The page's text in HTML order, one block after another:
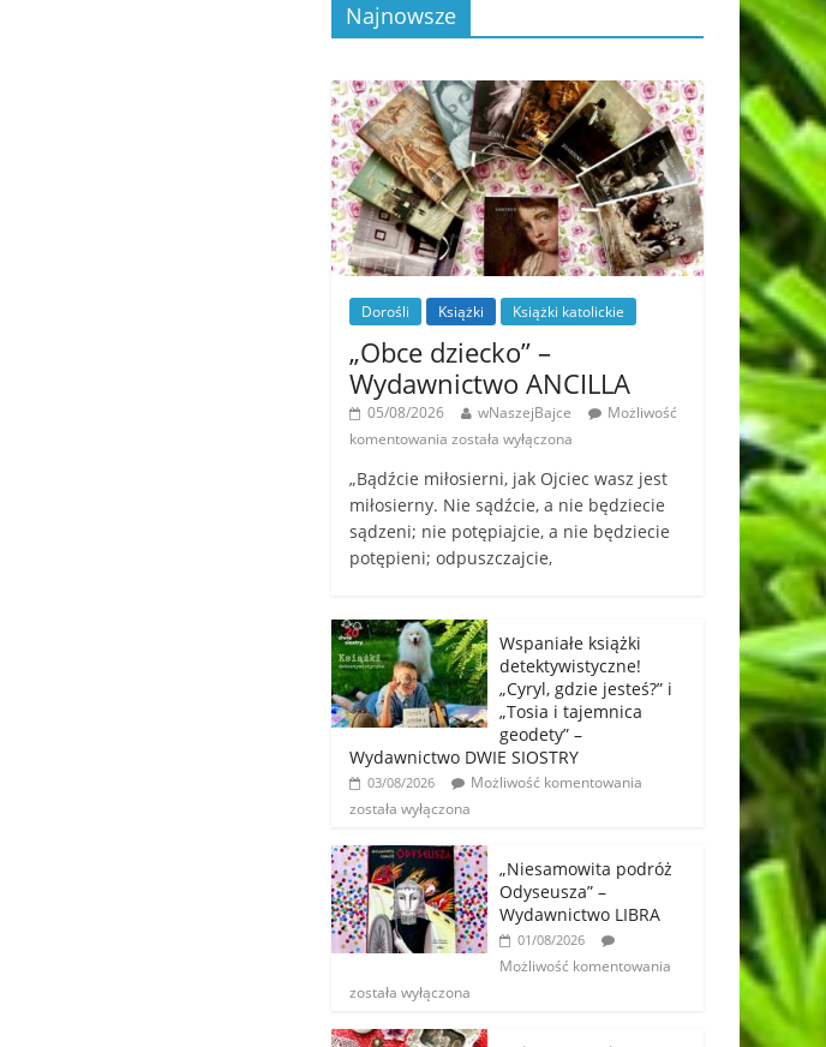
Najnowsze
Dorośli Książki Książki katolickie
„Obce dziecko” –
Wydawnictwo ANCILLA
05/08/2026 wNaszejBajce
Możliwość
komentowania została wyłączona
„Bądźcie miłosierni, jak Ojciec wasz jest
miłosierny. Nie sądźcie, a nie będziecie
sądzeni; nie potępiajcie, a nie będziecie
potępieni; odpuszczajcie,
Wspaniałe książki
detektywistyczne!
„Cyryl, gdzie jesteś?” i
„Tosia i tajemnica
geodety” –
Wydawnictwo DWIE SIOSTRY
03/08/2026
Możliwość komentowania
została wyłączona
„Niesamowita podróż
Odyseusza” –
Wydawnictwo LIBRA
01/08/2026
Możliwość komentowania
została wyłączona